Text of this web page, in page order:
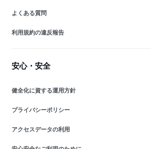
よくある質問
利用規約の違反報告
安心・安全
健全化に資する運用方針
プライバシーポリシー
アクセスデータの利用